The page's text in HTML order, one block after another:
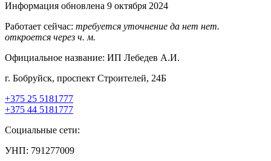
Информация обновлена 9 октября 2024
Работает сейчас: требуется уточнение да нет нет.
откроется через ч. м.
Официальное название: ИП Лебедев А.И.
г. Бобруйск, проспект Строителей, 24Б
+375 25 5181777
+375 44 5181777
Социальные сети:
УНП: 791277009